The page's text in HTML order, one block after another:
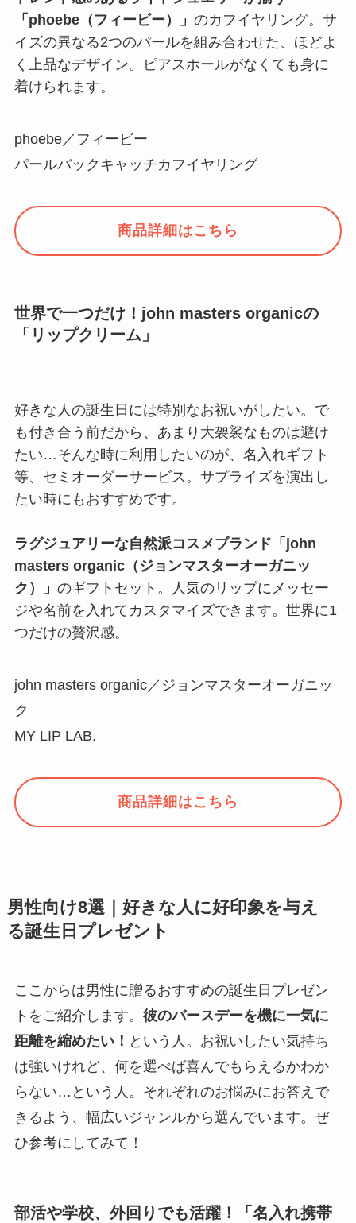
「phoebe（フィービー）」 のカフイヤリング。サ
イズの異なる2つのパールを組み合わせた、ほどよ
く上品なデザイン。ピアスホールがなくても身に
着けられます。
phoebe／フィービー
パールバックキャッチカフイヤリング
商品詳細はこちら
世界で一つだけ！john masters organicの
「リップクリーム」
好きな人の誕生日には特別なお祝いがしたい。で
も付き合う前だから、あまり大袈裟なものは避け
たい…そんな時に利用したいのが、名入れギフト
等、セミオーダーサービス。サプライズを演出し
たい時にもおすすめです。
ラグジュアリーな自然派コスメブランド「john
masters organic（ジョンマスターオーガニッ
ク）」 のギフトセット。人気のリップにメッセー
ジや名前を入れてカスタマイズできます。世界に1
つだけの贅沢感。
john masters organic／ジョンマスターオーガニッ
ク
MY LIP LAB.
商品詳細はこちら
男性向け8選｜好きな人に好印象を与え
る誕生日プレゼント
ここからは男性に贈るおすすめの誕生日プレゼン
トをご紹介します。 彼のバースデーを機に一気に
距離を縮めたい！ という人。お祝いしたい気持ち
は強いけれど、何を選べば喜んでもらえるかわか
らない…という人。それぞれのお悩みにお答えで
きるよう、幅広いジャンルから選んでいます。ぜ
ひ参考にしてみて！
部活や学校、外回りでも活躍！「名入れ携帯